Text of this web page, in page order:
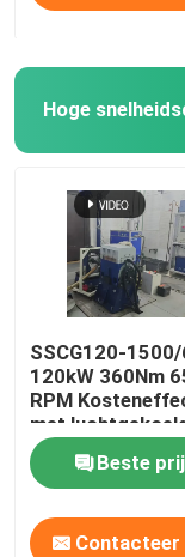
Hoge
SSCG120-
120kW 360Nm
RPM
met
benzinemotor
Beste
Contacteer